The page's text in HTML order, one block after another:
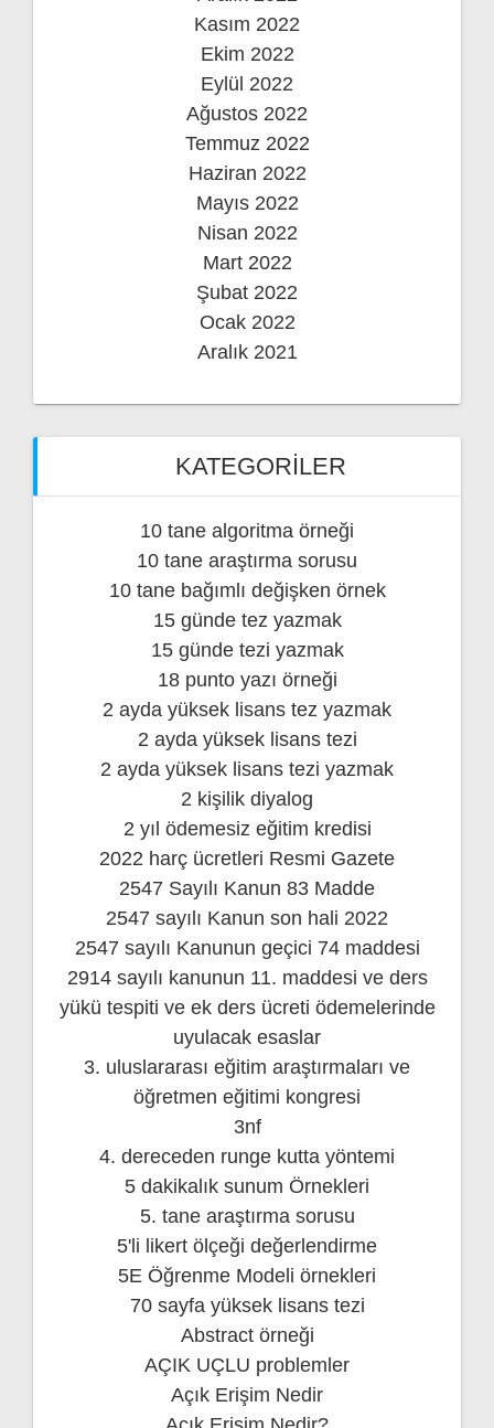
Kasım 2022
Ekim 2022
Eylül 2022
Ağustos 2022
Temmuz 2022
Haziran 2022
Mayıs 2022
Nisan 2022
Mart 2022
Şubat 2022
Ocak 2022
Aralık 2021
KATEGORILER
10 tane algoritma örneği
10 tane araştırma sorusu
10 tane bağımlı değişken örnek
15 günde tez yazmak
15 günde tezi yazmak
18 punto yazı örneği
2 ayda yüksek lisans tez yazmak
2 ayda yüksek lisans tezi
2 ayda yüksek lisans tezi yazmak
2 kişilik diyalog
2 yıl ödemesiz eğitim kredisi
2022 harç ücretleri Resmi Gazete
2547 Sayılı Kanun 83 Madde
2547 sayılı Kanun son hali 2022
2547 sayılı Kanunun geçici 74 maddesi
2914 sayılı kanunun 11. maddesi ve ders
yükü tespiti ve ek ders ücreti ödemelerinde
uyulacak esaslar
3. uluslararası eğitim araştırmaları ve
öğretmen eğitimi kongresi
3nf
4. dereceden runge kutta yöntemi
5 dakikalık sunum Örnekleri
5. tane araştırma sorusu
5'li likert ölçeği değerlendirme
5E Öğrenme Modeli örnekleri
70 sayfa yüksek lisans tezi
Abstract örneği
AÇIK UÇLU problemler
Açık Erişim Nedir